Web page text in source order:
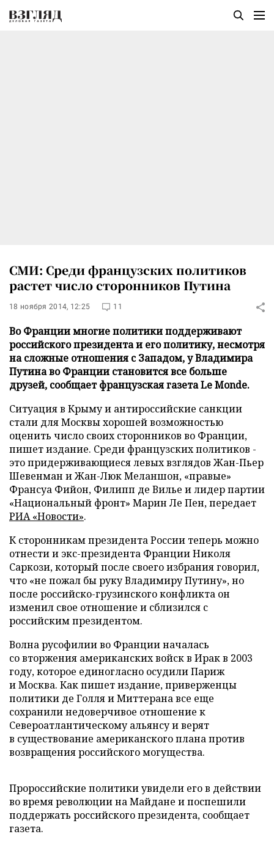
СМИ: Среди французских политиков
растет число сторонников Путина
18 ноября 2014, 12:25 11
Во Франции многие политики поддерживают
российского президента и его политику, несмотря
на сложные отношения с Западом, у Владимира
Путина во Франции становится все больше
друзей, сообщает французская газета Le Monde.
Ситуация в Крыму и антироссийские санкции
стали для Москвы хорошей возможностью
оценить число своих сторонников во Франции,
пишет издание. Среди французских политиков -
это придерживающиеся левых взглядов Жан-Пьер
Шевенман и Жан-Люк Меланшон, «правые»
Франсуа Фийон, Филипп де Вилье и лидер партии
«Национальный фронт» Марин Ле Пен, передает
РИА «Новости».
К сторонникам президента России теперь можно
отнести и экс-президента Франции Николя
Саркози, который после своего избрания говорил,
что «не пожал бы руку Владимиру Путину», но
после российско-грузинского конфликта он
изменил свое отношение и сблизился с
российским президентом.
Волна русофилии во Франции началась
со вторжения американских войск в Ирак в 2003
году, которое единогласно осудили Париж
и Москва. Как пишет издание, приверженцы
политики де Голля и Миттерана все еще
сохранили недоверчивое отношение к
Североатлантическому альянсу и верят
в существование американского плана против
возвращения российского могущества.
Пророссийские политики увидели его в действии
во время революции на Майдане и поспешили
поддержать российского президента, сообщает
газета.